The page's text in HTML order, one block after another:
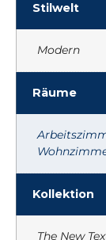
Stilwelt
Modern
Räume
Kollektion
The New